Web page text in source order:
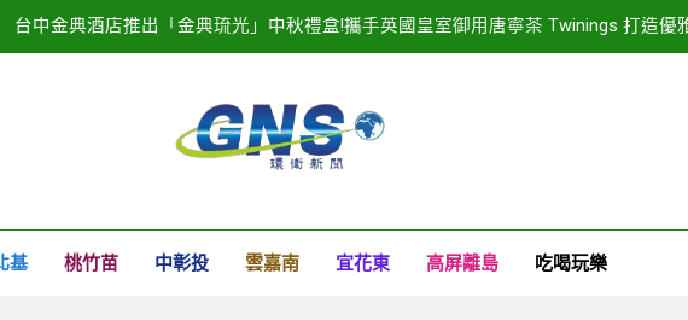
台中金典酒店推出「金典琉光」中秋禮盒!攜手英國皇室御用唐寧茶 Twinings 打造優
2025濱海搖滾音樂祭記者會隆重登場！豪華卡司強勢公布
基 桃竹苗 中彰投 雲嘉南 宜花東 高屏離島 吃喝玩樂